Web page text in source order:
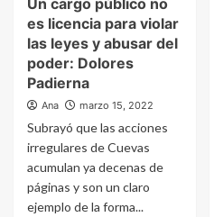
es licencia para violar
las leyes y abusar del
poder: Dolores
Padierna
Ana marzo 15, 2022
Subrayó que las acciones
irregulares de Cuevas
acumulan ya decenas de
páginas y son un claro
ejemplo de la forma...